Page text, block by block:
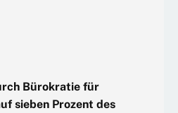
Bürokratie für
sieben Prozent des